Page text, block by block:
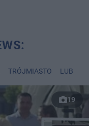
TRÓJMIASTO LUBLIN
19